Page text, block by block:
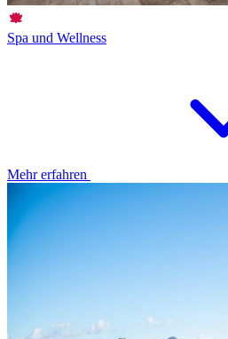
Spa und Wellness
Mehr erfahren